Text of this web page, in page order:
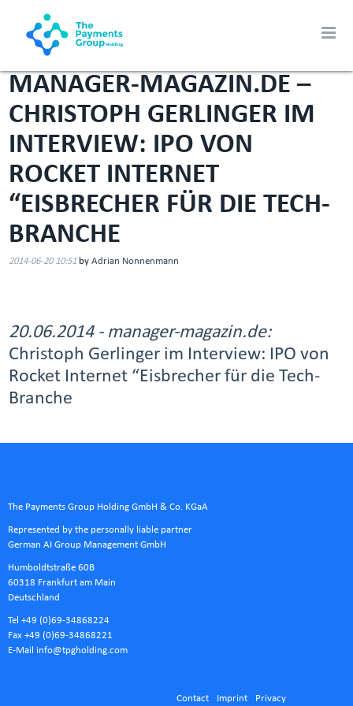
MANAGER-MAGAZIN.DE –
CHRISTOPH GERLINGER IM
INTERVIEW: IPO VON
ROCKET INTERNET
“EISBRECHER FÜR DIE TECH-
BRANCHE
2014-06-20 10:51 byAdrian Nonnenmann
20.06.2014 - manager-magazin.de:
Christoph Gerlinger im Interview: IPO von
Rocket Internet “Eisbrecher für die Tech-
Branche
The Payments Group Holding GmbH & Co. KGaA
Represented by the personally liable partner
German AI Group Management GmbH
Humboldtstraße 60B
60318 Frankfurt am Main
Deutschland
Tel +49 (0)69-34868224
Fax +49 (0)69-34868221
E-Mail info@tpgholding.com
Contact Imprint Privacy